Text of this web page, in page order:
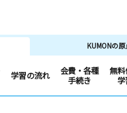
KUMONの原
学習の流れ
会費・各種
手続き
無